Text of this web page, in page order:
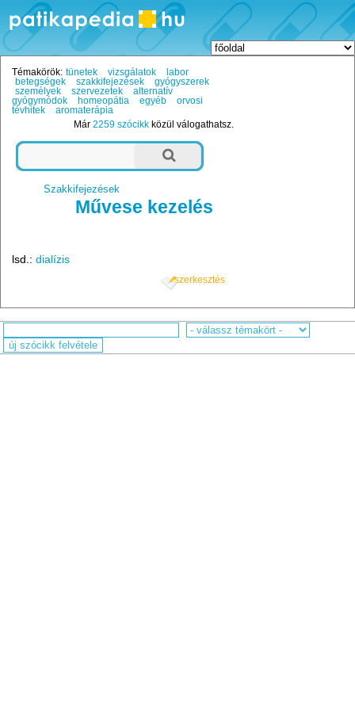
Témakörök: tünetek vizsgálatok
labor
betegségek
szakkifejezések
gyógyszerek
személyek
szervezetek
alternatív
gyógymódok
homeopátia egyéb
orvosi
tévhitek
aromaterápia
Már2259 szócikk közül válogathatsz.
Szakkifejezések
Művese kezelés
lsd.:dialízis
szerkesztés